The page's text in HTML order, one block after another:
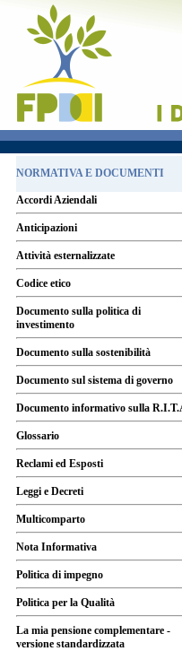
NORMATIVA E DOCUMENTI
Accordi Aziendali
Anticipazioni
Attività esternalizzate
Codice etico
Documento sulla politica di
investimento
Documento sulla sostenibilità
Documento sul sistema di governo
Documento informativo sulla
Glossario
Reclami ed Esposti
Leggi e Decreti
Multicomparto
Nota Informativa
Politica di impegno
Politica per la Qualità
La mia pensione complementare -
versione standardizzata